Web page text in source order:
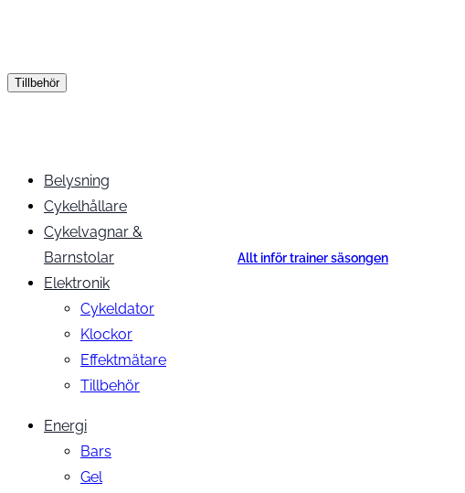
Tillbehör
Belysning
Cykelhållare
Cykelvagnar &
Barnstolar
Elektronik
Cykeldator
Klockor
Effektmätare
Tillbehör
Energi
Bars
Gel
Allt inför trainer säsongen